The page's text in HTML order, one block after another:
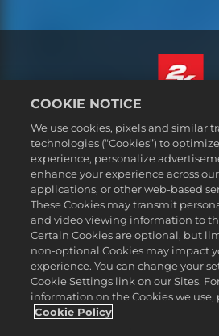
Aviso legal
Política de
Política de
Atención al
No vender ni compartir mis
Búsqueda de pedidos y
Socios publicitarios
©2016-2026 Take-Two Interactive
Civilization, and their respective logos
Interactive Software, Inc. All
Todas las marcas comerciales son
Español
COOKIE NOTICE
We use cookies, pixels and similar
technologies (“Cookies”) to
experience, personalize
enhance your experience across
applications, or other web-based
These Cookies may transmit
and video viewing information to
Certain Cookies are optional, but
non-optional Cookies may impact
experience. You can change your
Cookie Settings link on our Sites.
information on the Cookies we use,
Cookie Policy